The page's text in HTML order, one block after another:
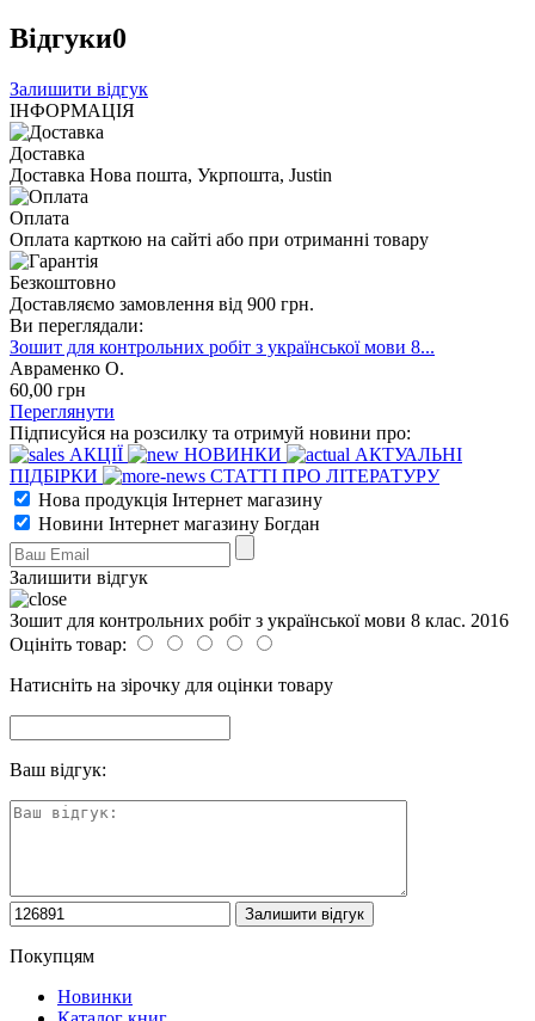
Відгуки0
Залишити відгук
ІНФОРМАЦІЯ
Доставка
Доставка Нова пошта, Укрпошта, Justin
Оплата
Оплата карткою на сайті або при отриманні товару
Безкоштовно
Доставляємо замовлення від 900 грн.
Ви переглядали:
Зошит для контрольних робіт з української мови 8...
Авраменко О.
60,00 грн
Переглянути
Підписуйся на розсилку та отримуй новини про:
АКЦІЇ
НОВИНКИ
АКТУАЛЬНІ
ПІДБІРКИ
СТАТТІ ПРО ЛІТЕРАТУРУ
Нова продукція Інтернет магазину
Новини Інтернет магазину Богдан
Залишити відгук
Зошит для контрольних робіт з української мови 8 клас. 2016
Оцініть товар:
Натисніть на зірочку для оцінки товару
Ваш відгук:
Покупцям
Новинки